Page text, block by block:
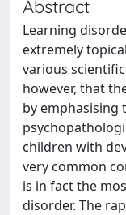
Abstract
Learning
extremely
various
however, that
by emphasising
children with
very common
is in fact the
disorder. The